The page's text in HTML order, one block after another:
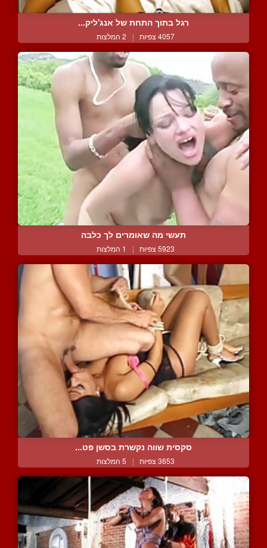
רגל בתוך התחת של אנג'ליק...
4057 צפיות | 2 המלצות
תעשי מה שאומרים לך כלבה
5923 צפיות | 1 המלצות
סקסית שווה נקשרת בסשן פט...
3653 צפיות | 5 המלצות